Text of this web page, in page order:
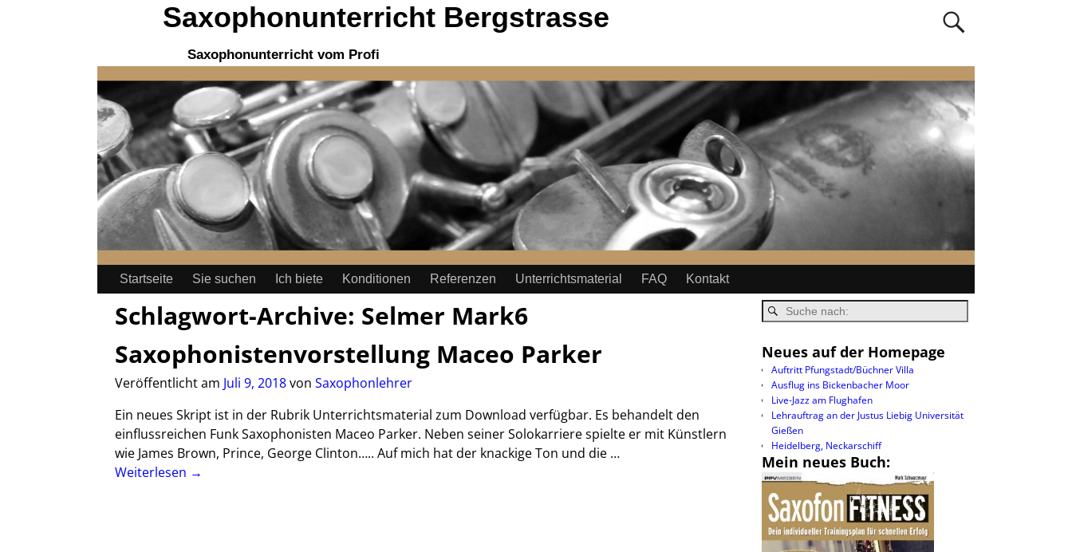
Saxophonunterricht Bergstrasse
Saxophonunterricht vom Profi
Startseite Sie suchen Ich biete Konditionen Referenzen Unterrichtsmaterial FAQ Kontakt
Schlagwort-Archive: Selmer Mark6
Saxophonistenvorstellung Maceo Parker
Veröffentlicht am Juli 9, 2018von Saxophonlehrer
Ein neues Skript ist in der Rubrik Unterrichtsmaterial zum Download verfügbar. Es behandelt den
einflussreichen Funk Saxophonisten Maceo Parker. Neben seiner Solokarriere spielte er mit Künstlern
wie James Brown, Prince, George Clinton….. Auf mich hat der knackige Ton und die …
Weiterlesen →
Neues auf der Homepage
Auftritt Pfungstadt/Büchner Villa
Ausflug ins Bickenbacher Moor
Live-Jazz am Flughafen
Lehrauftrag an der Justus Liebig Universität
Gießen
Heidelberg, Neckarschiff
Mein neues Buch: